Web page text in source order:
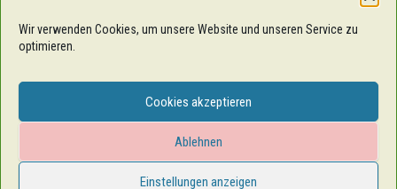
Wir verwenden Cookies, um unsere Website und unseren Service zu
optimieren.
Cookies akzeptieren
Ablehnen
Einstellungen anzeigen